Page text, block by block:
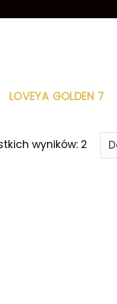
LOVEYA GOLDEN 7
wyników: 2